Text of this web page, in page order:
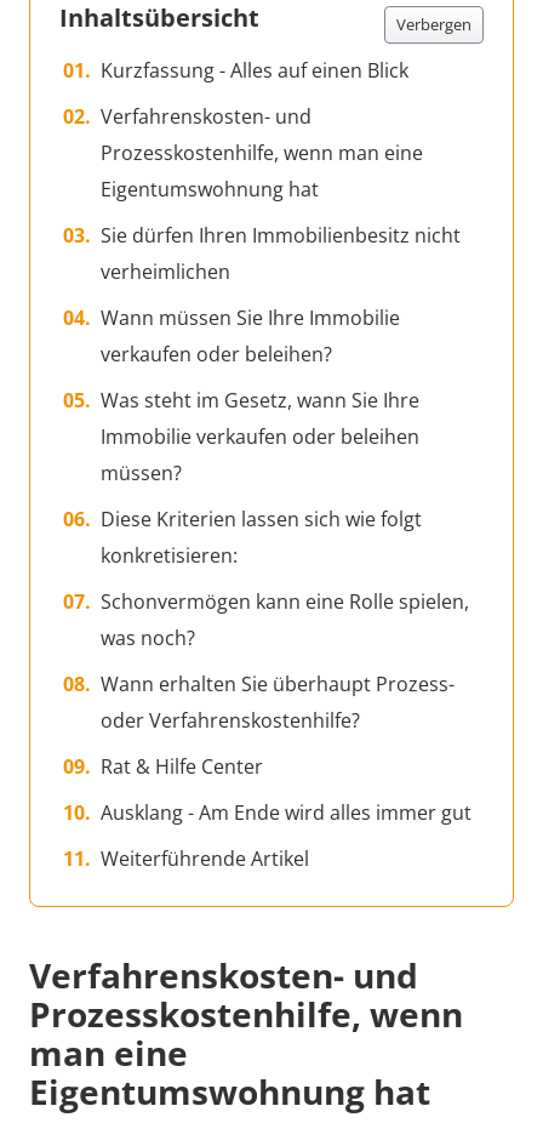
Inhaltsübersicht Verbergen
Kurzfassung - Alles auf einen Blick
Verfahrenskosten- und
Prozesskostenhilfe, wenn man eine
Eigentumswohnung hat
Sie dürfen Ihren Immobilienbesitz nicht
verheimlichen
Wann müssen Sie Ihre Immobilie
verkaufen oder beleihen?
Was steht im Gesetz, wann Sie Ihre
Immobilie verkaufen oder beleihen
müssen?
Diese Kriterien lassen sich wie folgt
konkretisieren:
Schonvermögen kann eine Rolle spielen,
was noch?
Wann erhalten Sie überhaupt Prozess-
oder Verfahrenskostenhilfe?
Rat & Hilfe Center
Ausklang - Am Ende wird alles immer gut
Weiterführende Artikel
Verfahrenskosten- und
Prozesskostenhilfe, wenn
man eine
Eigentumswohnung hat